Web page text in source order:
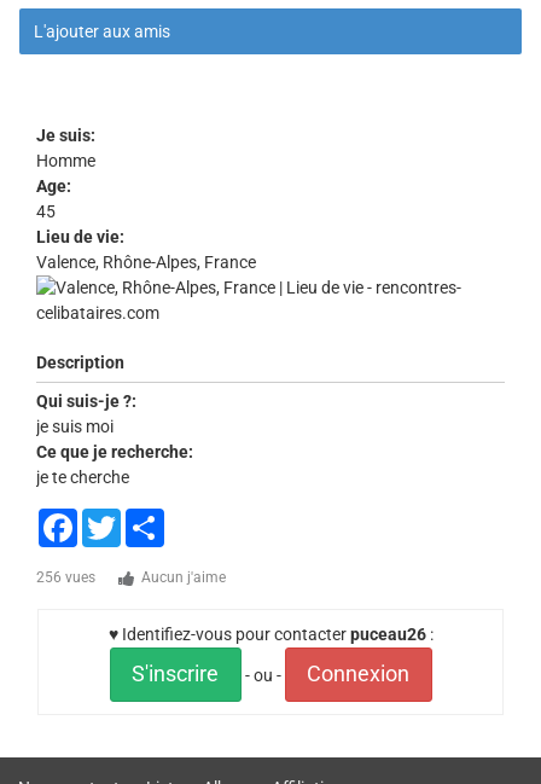
L'ajouter aux amis
Je suis:
Homme
Age:
45
Lieu de vie:
Valence, Rhône-Alpes, France
Description
Qui suis-je ?:
je suis moi
Ce que je recherche:
je te cherche
Facebook
Twitter
256 vues Aucun j'aime
♥ Identifiez-vous pour contacterpuceau26:
S'inscrire - ou - Connexion